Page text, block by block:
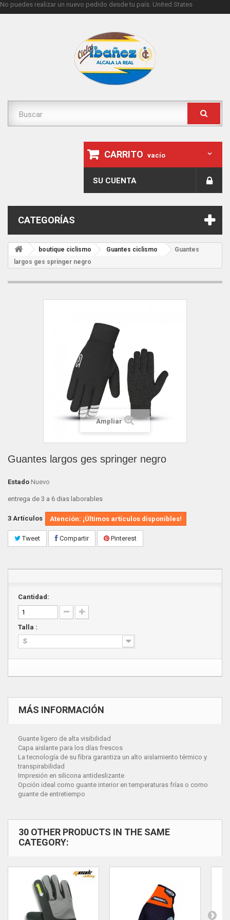
No puedes realizar un nuevo pedido desde tu país. United States
CARRITO vacío
SU CUENTA
CATEGORÍAS
boutique ciclismo Guantes ciclismo
Guantes
largos ges springer negro
Ampliar
Guantes largos ges springer negro
Estado Nuevo
entrega de 3 a 6 dias laborables
3 Artículos Atención: ¡Últimos artículos disponibles!
Tweet Compartir Pinterest
Cantidad:
Talla :
S
MÁS INFORMACIÓN
Guante ligero de alta visibilidad
Capa aislante para los días frescos
La tecnología de su fibra garantiza un alto aislamiento térmico y
transpirabilidad
Impresión en silicona antideslizante
Opción ideal como guante interior en temperaturas frías o como
guante de entretiempo
30 OTHER PRODUCTS IN THE SAME
CATEGORY: